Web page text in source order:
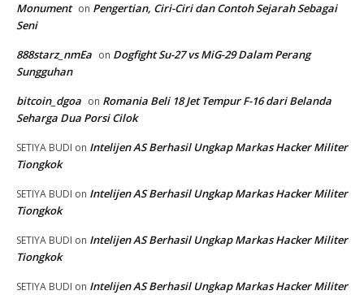
Monument on Pengertian, Ciri-Ciri dan Contoh Sejarah Sebagai
Seni
888starz_nmEa on Dogfight Su-27 vs MiG-29 Dalam Perang
Sungguhan
bitcoin_dgoa on Romania Beli 18 Jet Tempur F-16 dari Belanda
Seharga Dua Porsi Cilok
SETIYA BUDI on Intelijen AS Berhasil Ungkap Markas Hacker Militer
Tiongkok
SETIYA BUDI on Intelijen AS Berhasil Ungkap Markas Hacker Militer
Tiongkok
SETIYA BUDI on Intelijen AS Berhasil Ungkap Markas Hacker Militer
Tiongkok
SETIYA BUDI on Intelijen AS Berhasil Ungkap Markas Hacker Militer